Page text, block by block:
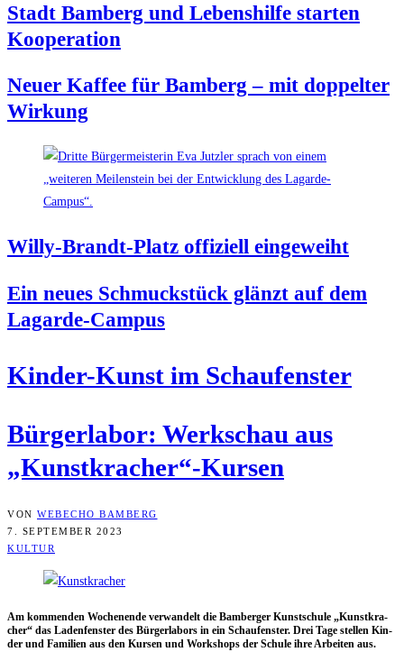
Stadt Bam­berg und Lebens­hil­fe star­ten
Kooperation
Neu­er Kaf­fee für Bam­berg – mit dop­pel­ter
Wirkung
Wil­ly-Brandt-Platz offi­zi­ell eingeweiht
Ein neu­es Schmuck­stück glänzt auf dem
Lagarde-Campus
Kin­der-Kunst im Schaufenster
Bür­ger­la­bor: Werk­schau aus
„Kunstkracher“-Kursen
VON WEBECHO BAMBERG
7. SEPTEMBER 2023
KULTUR
Am kom­men­den Wochen­en­de ver­wan­delt die Bam­ber­ger Kunst­schu­le „Kunst­kra­
cher“ das Laden­fens­ter des Bür­ger­la­bors in ein Schau­fens­ter. Drei Tage stel­len Kin­
der und Fami­li­en aus den Kur­sen und Work­shops der Schu­le ihre Arbei­ten aus.